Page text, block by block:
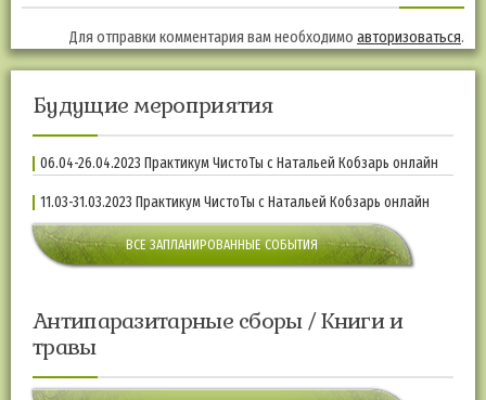
Для отправки комментария вам необходимо авторизоваться.
Будущие мероприятия
06.04-26.04.2023 Практикум ЧистоТы с Натальей Кобзарь онлайн
11.03-31.03.2023 Практикум ЧистоТы с Натальей Кобзарь онлайн
ВСЕ ЗАПЛАНИРОВАННЫЕ СОБЫТИЯ
Антипаразитарные сборы / Книги и
травы